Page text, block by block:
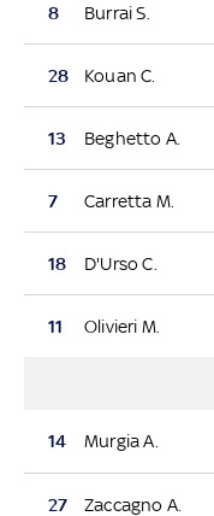
8 Burrai S.
28 Kouan C.
13 Beghetto A.
7 Carretta M.
18 D'Urso C.
11 Olivieri M.
14 Murgia A.
27 Zaccagno A.